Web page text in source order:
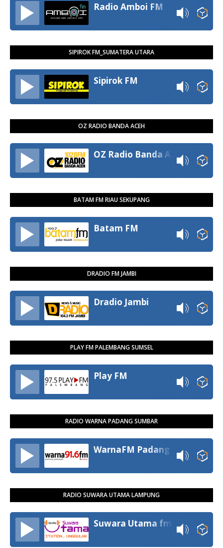
Radio Amboi FM
SIPIROK FM_SUMATERA UTARA
Sipirok FM
OZ RADIO BANDA ACEH
BATAM FM RIAU SEKUPANG
Batam FM
DRADIO FM JAMBI
Dradio Jambi
PLAY FM PALEMBANG SUMSEL
Play FM
RADIO WARNA PADANG SUMBAR
WarnaFM Padang
RADIO SUWARA UTAMA LAMPUNG
Suwara Utama fm